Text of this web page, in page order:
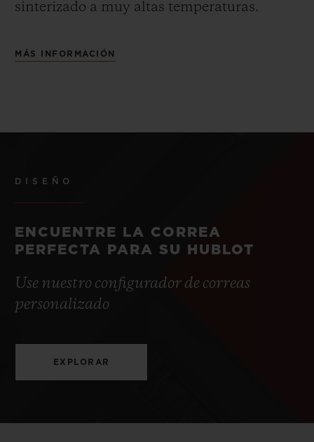
sinterizado a muy altas temperaturas.
MÁS INFORMACIÓN
DISEÑO
ENCUENTRE LA CORREA
PERFECTA PARA SU HUBLOT
Use nuestro configurador de correas
personalizado
EXPLORAR